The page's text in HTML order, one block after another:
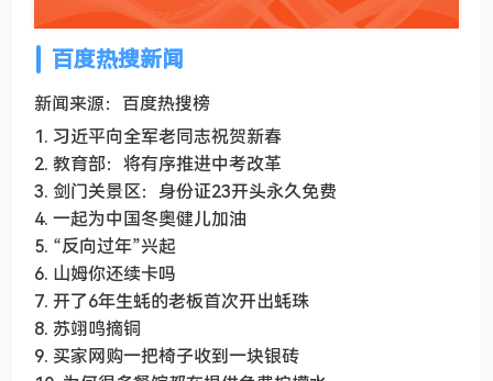
百度热搜新闻
新闻来源：百度热搜榜
1. 习近平向全军老同志祝贺新春
2. 教育部：将有序推进中考改革
3. 剑门关景区：身份证23开头永久免费
4. 一起为中国冬奥健儿加油
5. “反向过年”兴起
6. 山姆你还续卡吗
7. 开了6年生蚝的老板首次开出蚝珠
8. 苏翊鸣摘铜
9. 买家网购一把椅子收到一块银砖